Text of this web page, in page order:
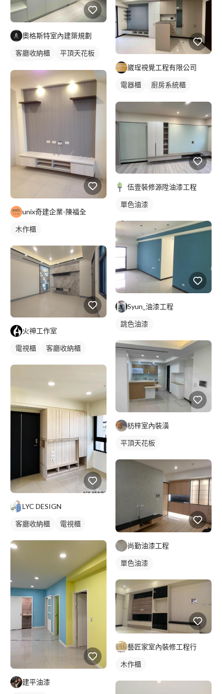
奧格斯特室內建築規劃
客廳收納櫃
平頂天花板
unix奇建企業-陳福全
木作櫃
火神工作室
電視櫃 客廳收納櫃
LYC DESIGN
客廳收納櫃 電視櫃
建平油漆
崴珵視覺工程有限公司
電器櫃
廚房系統櫃
伍壹裝修源陞油漆工程
單色油漆
Syun_油漆工程
跳色油漆
枋梓室內裝潢
平頂天花板
尚勤油漆工程
單色油漆
藝匠家室內裝修工程行
木作櫃